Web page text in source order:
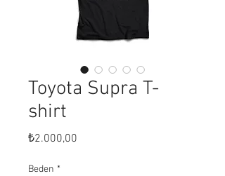
Toyota Supra T-
shirt
₺2.000,00
Beden *